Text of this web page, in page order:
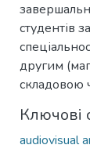
студентів
другим
складовою
Ключові
audiovisual